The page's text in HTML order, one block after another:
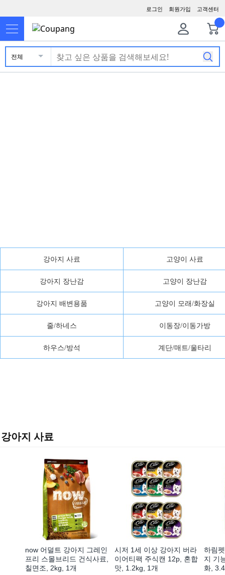
고객센터
회원가입
로그인
전체
강아지 사료 고양이 사료
강아지 장난감 고양이 장난감
강아지 배변용품 고양이 모래/화장실
줄/하네스 이동장/이동가방
하우스/방석 계단/매트/울타리
강아지 사료
now 어덜트 강아지 그레인
프리 스몰브리드 건식사료,
칠면조, 2kg, 1개
시저 1세 이상 강아지 버라
이어티팩 주식캔 12p, 혼합
맛, 1.2kg, 1개
하림
지 기
화,